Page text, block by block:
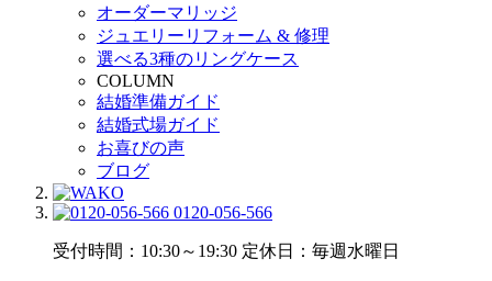
オーダーマリッジ
ジュエリーリフォーム & 修理
選べる3種のリングケース
COLUMN
結婚準備ガイド
結婚式場ガイド
お喜びの声
ブログ
0120-056-566
受付時間：10:30～19:30 定休日：毎週水曜日